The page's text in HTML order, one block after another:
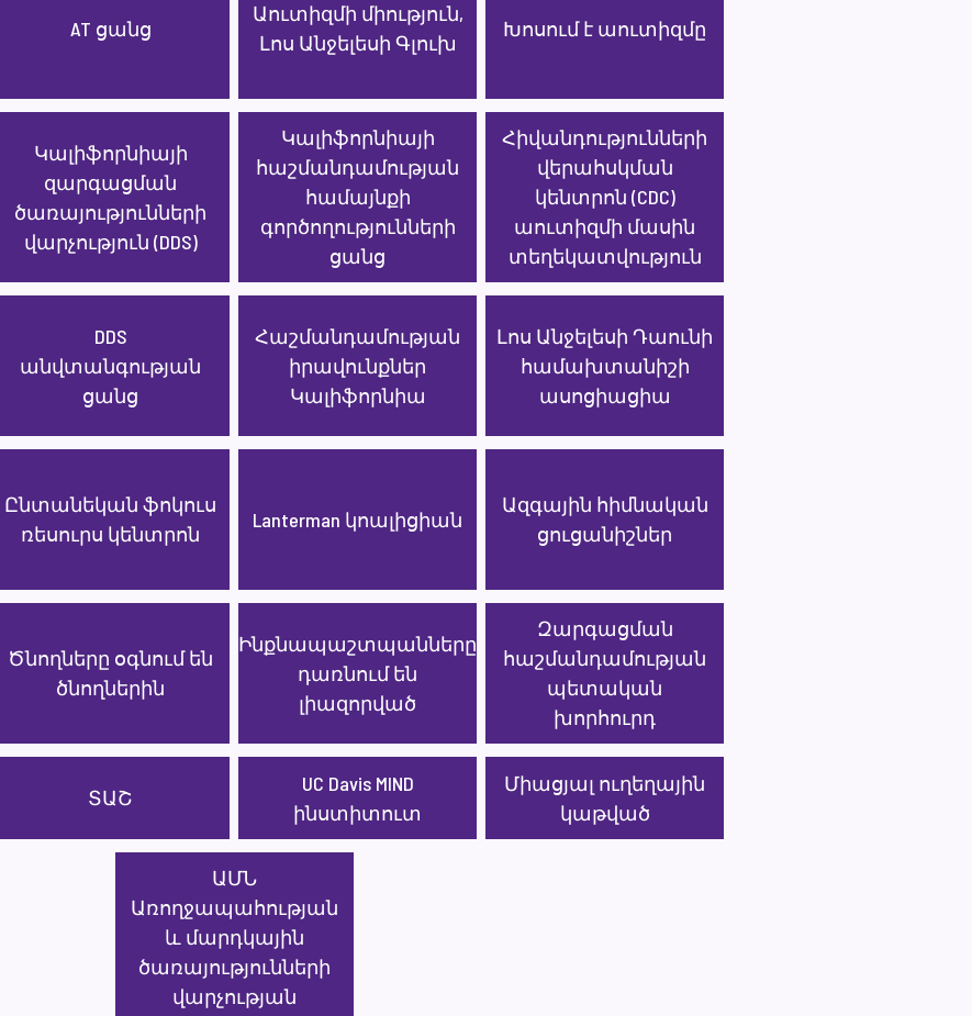
AT ցանց
Աուտիզմի միություն,
Լոս Անջելեսի Գլուխ
Խոսում է աուտիզմը
Կալիֆորնիայի
զարգացման
ծառայությունների
վարչություն (DDS)
Կալիֆորնիայի
հաշմանդամության
համայնքի
գործողությունների
ցանց
Հիվանդությունների
վերահսկման
կենտրոն (CDC)
աուտիզմի մասին
տեղեկատվություն
DDS
անվտանգության
ցանց
Հաշմանդամության
իրավունքներ
Կալիֆորնիա
Լոս Անջելեսի Դաունի
համախտանիշի
ասոցիացիա
Ընտանեկան ֆոկուս
ռեսուրս կենտրոն
Lanterman կոալիցիան
Ազգային հիմնական
ցուցանիշներ
Ծնողները օգնում են
ծնողներին
Ինքնապաշտպանները
դառնում են
լիազորված
Զարգացման
հաշմանդամության
պետական
խորհուրդ
ՏԱՇ
UC Davis MIND
ինստիտուտ
Միացյալ ուղեղային
կաթված
ԱՄՆ
Առողջապահության
և մարդկային
ծառայությունների
վարչության